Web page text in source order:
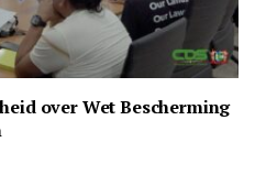
over Wet Bescherming